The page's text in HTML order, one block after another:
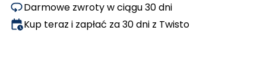
Darmowe zwroty w ciągu 30 dni
Kup teraz i zapłać za 30 dni z Twisto